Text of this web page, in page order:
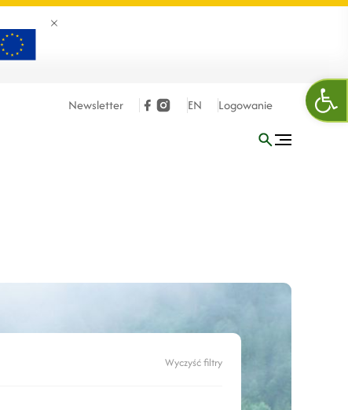
Zamknij banner
Newsletter EN Logowanie
Wyczyść filtry